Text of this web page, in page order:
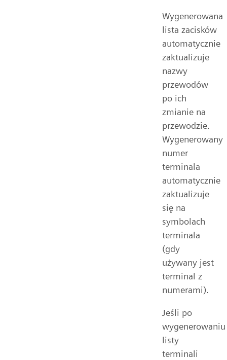
Wygenerowana
lista zacisków
automatycznie
zaktualizuje
nazwy
przewodów
po ich
zmianie na
przewodzie.
Wygenerowany
numer
terminala
automatycznie
zaktualizuje
się na
symbolach
terminala
(gdy
używany jest
terminal z
numerami).
Jeśli po
wygenerowaniu
listy
terminali